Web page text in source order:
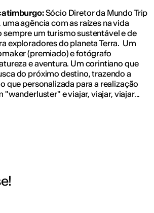
Sócio Diretor da Mundo Trip
agência com as raízes na vida
um turismo sustentável e de
exploradores do planeta Terra. Um
(premiado) e fotógrafo
e aventura. Um corintiano que
do próximo destino, trazendo a
que personalizada para a realização
"wanderluster" e viajar, viajar, viajar...